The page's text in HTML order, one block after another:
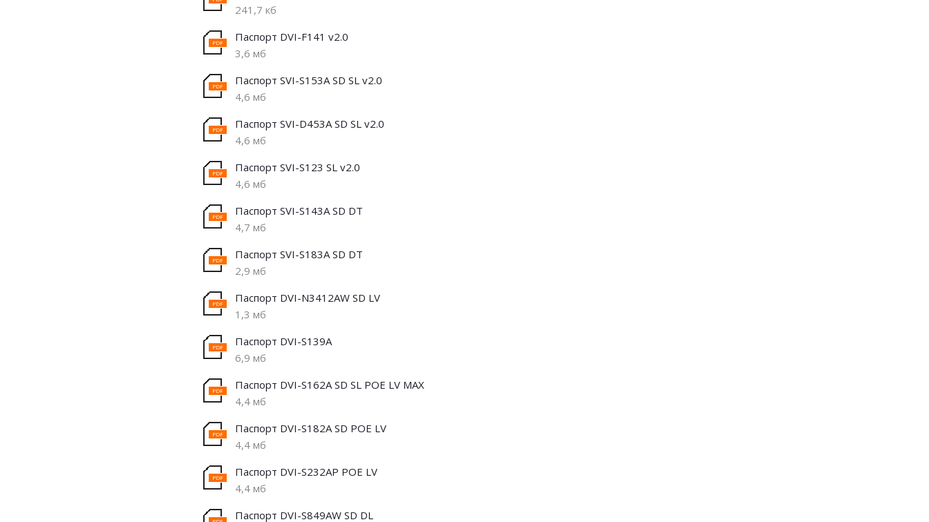
241,7 кб
Паспорт DVI-F141 v2.0
3,6 мб
Паспорт SVI-S153A SD SL v2.0
4,6 мб
Паспорт SVI-D453A SD SL v2.0
4,6 мб
Паспорт SVI-S123 SL v2.0
4,6 мб
Паспорт SVI-S143A SD DT
4,7 мб
Паспорт SVI-S183A SD DT
2,9 мб
Паспорт DVI-N3412AW SD LV
1,3 мб
Паспорт DVI-S139A
6,9 мб
Паспорт DVI-S162А SD SL POE LV MAX
4,4 мб
Паспорт DVI-S182A SD POE LV
4,4 мб
Паспорт DVI-S232AP POE LV
4,4 мб
Паспорт DVI-S849AW SD DL